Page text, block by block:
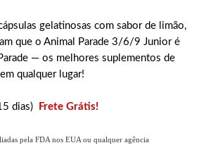
gelatinosas com sabor de limão,
que o Animal Parade 3/6/9 Junior é
— os melhores suplementos de
qualquer lugar!
dias) Frete Grátis!
pela FDA nos EUA ou qualquer agência